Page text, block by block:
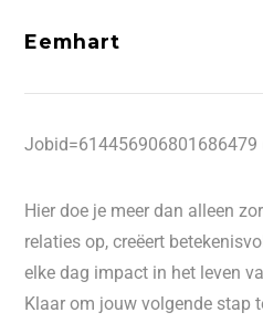
Eemhart
Jobid=614456906801686479
Hier doe je meer dan alleen
relaties op, creëert
elke dag impact in het leven
Klaar om jouw volgende stap